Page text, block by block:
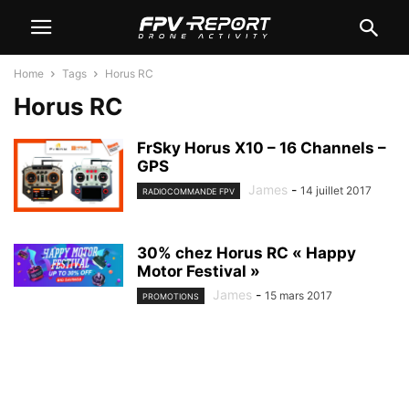
Home Tags Horus RC
Horus RC
FrSky Horus X10 – 16 Channels –
GPS
RADIOCOMMANDE FPV James - 14 juillet 2017
30% chez Horus RC « Happy
Motor Festival »
PROMOTIONS James - 15 mars 2017